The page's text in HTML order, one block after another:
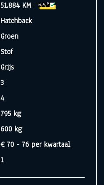
51.884 KM
Hatchback
Groen
Stof
Grijs
3
4
795 kg
600 kg
€ 70 - 76 per kwartaal
1